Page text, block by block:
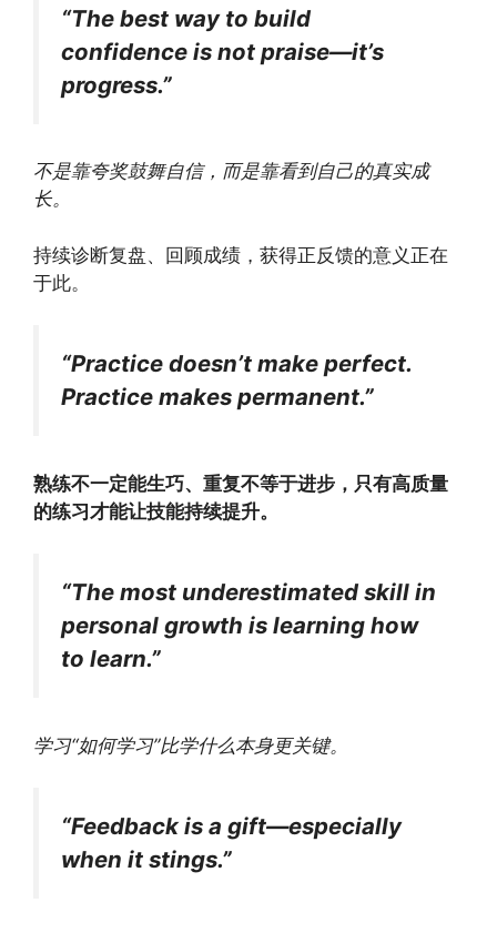
“The best way to build
confidence is not praise—it’s
progress.”
不是靠夸奖鼓舞自信，而是靠看到自己的真实成
长。
持续诊断复盘、回顾成绩，获得正反馈的意义正在
于此。
“Practice doesn’t make perfect.
Practice makes permanent.”
熟练不一定能生巧、重复不等于进步，只有高质量
的练习才能让技能持续提升。
“The most underestimated skill in
personal growth is learning how
to learn.”
学习“如何学习”比学什么本身更关键。
“Feedback is a gift—especially
when it stings.”